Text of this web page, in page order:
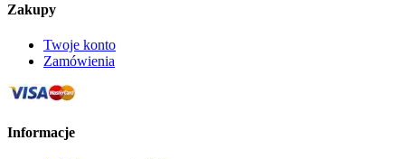
Zakupy
Twoje konto
Zamówienia
Informacje